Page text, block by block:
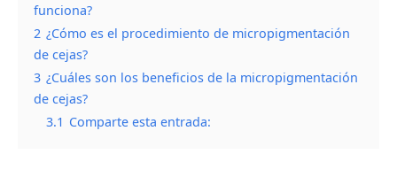
funciona?
2 ¿Cómo es el procedimiento de micropigmentación
de cejas?
3 ¿Cuáles son los beneficios de la micropigmentación
de cejas?
3.1 Comparte esta entrada: